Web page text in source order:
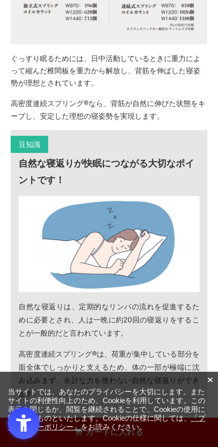
カートに入れる
ぐっすり眠るためには、日中活動しているときに重力によ
って縮んだ椎間板を重力から解放し、背筋を伸ばした寝姿
勢が理想とされています。
高密度連続スプリング®なら、背筋が自然に伸びた状態をキ
ープし、安定した理想の寝姿勢を実現します。
豆知識
自然な寝返りが快眠につながる大切なポイ
ントです！
自然な寝返りは、定期的なリンパの流れを促進するた
めに必要とされ、人は一晩に約20回の寝返りをするこ
とが一般的だと言われています。
高密度連続スプリング®は、荷重が集中している部分を
面全体でしっかりと支えるため、体の一部が極端に沈
み込みまず、余計な力を使わない自然な寝返りができ
ます。
当サイトでは、あなたのプライバシーを大切にします。また
サイトの利便性向上のため、Cookieを利用しています。この
表示を閉じるか、閲覧を継続されることで、Cookieの使用に
同意するものといたします。Cookieの仕様に関しては、「プ
ライバシーポリシー」をお読みください。